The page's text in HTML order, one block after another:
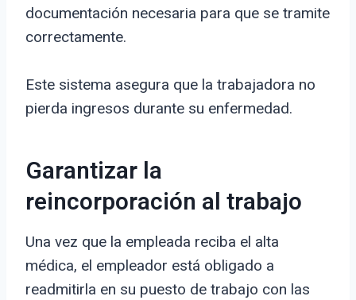
documentación necesaria para que se tramite
correctamente.
Este sistema asegura que la trabajadora no
pierda ingresos durante su enfermedad.
Garantizar la
reincorporación al trabajo
Una vez que la empleada reciba el alta
médica, el empleador está obligado a
readmitirla en su puesto de trabajo con las